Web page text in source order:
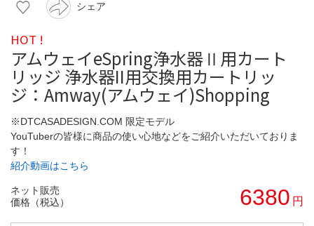
シェア
HOT !
アムウェイeSpring浄水器Ⅱ用カート
リッジ 浄水器II用交換用カートリッ
ジ：Amway(アムウェイ)Shopping
※DTCASADESIGN.COM 限定モデル
YouTuberの皆様に商品の使い心地などをご紹介いただいておりま
す！
紹介動画はこちら
ネット販売
価格（税込）
6380 円